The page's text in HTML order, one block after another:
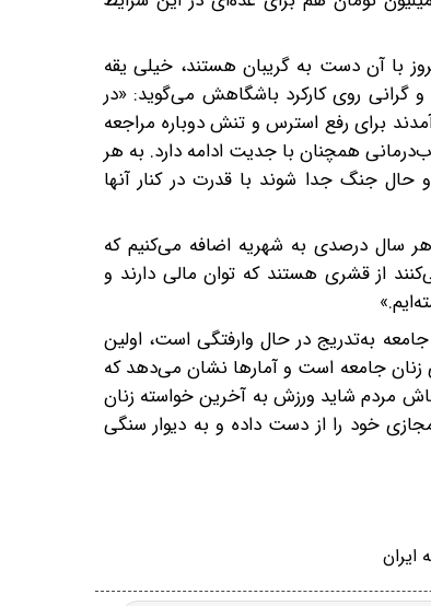
با آن دست به گریبان هستند، خیلی یقه
و گرانی روی کارکرد باشگاهش می‌گوید: «در
برای رفع استرس و تنش دوباره مراجعه
همچنان با جدیت ادامه دارد. به هر
جنگ جدا شوند با قدرت در کنار آنها
سال درصدی به شهریه اضافه می‌کنیم که
از قشری هستند که توان مالی دارند و
به‌تدریج در حال وارفتگی است، اولین
زنان جامعه است و آمارها نشان می‌دهد که
مردم شاید ورزش به آخرین خواسته زنان
خود را از دست داده و به دیوار سنگی
ایران